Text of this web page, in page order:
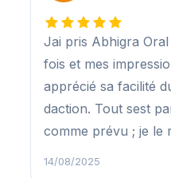
Jai pris Abhigra
fois et mes
apprécié sa facilité
daction. Tout sest
comme prévu ; je le
14/08/2025